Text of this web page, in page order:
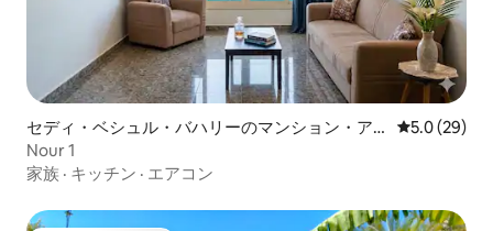
セディ・ベシュル・バハリーのマンション・ア
パート
レビュー29
5.0 (29)
Nour 1
家族 · キッチン · エアコン